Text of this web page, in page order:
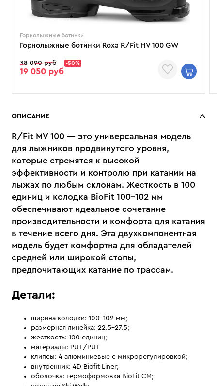
Горнолыжные ботинки
Горнолыжные ботинки Roxa R/Fit HV 100 GW
38 090 руб -50%
19 050 руб
ОПИСАНИЕ
R/Fit MV 100 — это универсальная модель
для лыжников продвинутого уровня,
которые стремятся к высокой
эффективности и контролю при катании на
лыжах по любым склонам. Жесткость в 100
единиц и колодка BioFit 100–102 мм
обеспечивают идеальное сочетание
производительности и комфорта для катания
в течение всего дня. Эта двухкомпонентная
модель будет комфортна для обладателей
средней или широкой стопы,
предпочитающих катание по трассам.
Детали:
ширина колодки: 100–102 мм;
размерная линейка: 22.5–27.5;
жесткость: 100 единиц;
материалы: PU+/PU+
клипсы: 4 алюминиевые с микрорегулировкой;
внутренник: 4D Biofit Liner;
оболочка: термоформовка BioFit CM;